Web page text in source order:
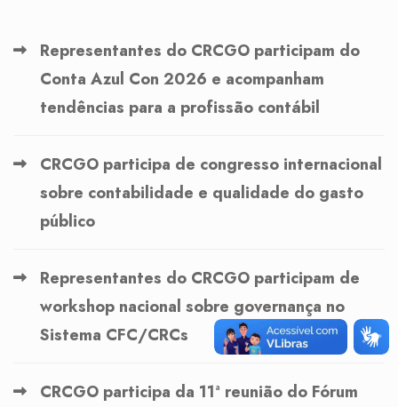
Representantes do CRCGO participam do
Conta Azul Con 2026 e acompanham
tendências para a profissão contábil
CRCGO participa de congresso internacional
sobre contabilidade e qualidade do gasto
público
Representantes do CRCGO participam de
workshop nacional sobre governança no
Sistema CFC/CRCs
CRCGO participa da 11ª reunião do Fórum